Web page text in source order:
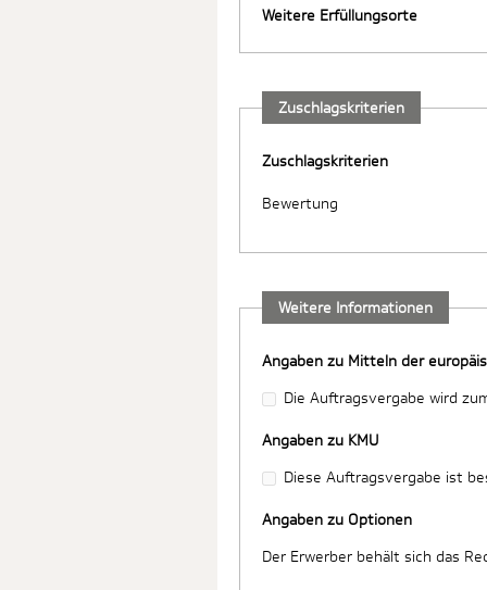
Weitere Erfüllungsorte
Zuschlagskriterien
Zuschlagskriterien
Bewertung
Weitere Informationen
Angaben zu Mitteln der
Die Auftragsvergabe wird
Angaben zu KMU
Diese Auftragsvergabe ist
Angaben zu Optionen
Der Erwerber behält sich das